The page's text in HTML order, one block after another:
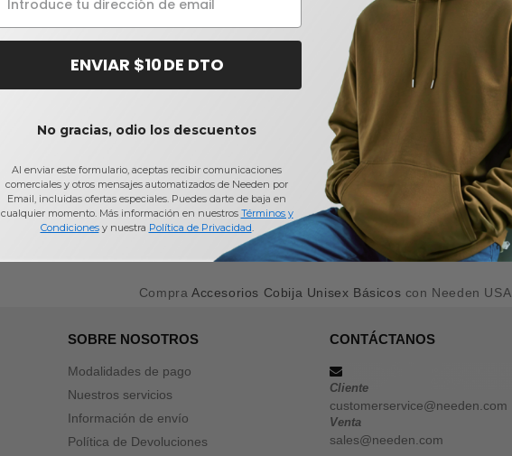
Compra Accesorios Cobija Unisex Básicos con Needen USA
SOBRE NOSOTROS
Modalidades de pago
Nuestros servicios
Información de envío
Política de Devoluciones
CONTÁCTANOS
Cliente
customerservice@needen.com
Venta
sales@needen.com
ENVIAR $10 DE DTO
No gracias, odio los descuentos
Al enviar este formulario, aceptas recibir comunicaciones
comerciales y otros mensajes automatizados de Needen por
Email, incluidas ofertas especiales. Puedes darte de baja en
cualquier momento. Más información en nuestros Términos y
Condicionesy nuestra Política de Privacidad.